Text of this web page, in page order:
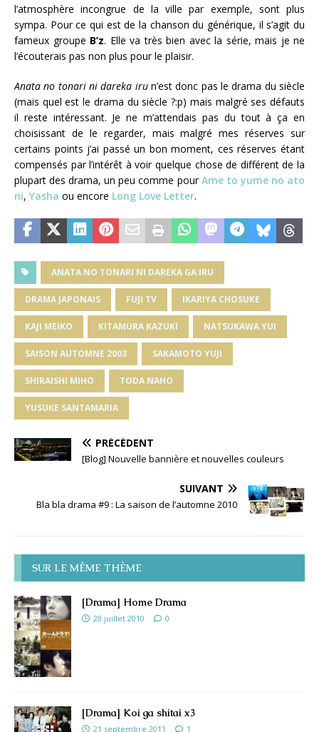
l’atmosphère incongrue de la ville par exemple, sont plus
sympa. Pour ce qui est de la chanson du générique, il s’agit du
fameux groupe B’z. Elle va très bien avec la série, mais je ne
l’écouterais pas non plus pour le plaisir.
Anata no tonari ni dareka irun’est donc pas le drama du siècle
(mais quel est le drama du siècle ?:p) mais malgré ses défauts
il reste intéressant. Je ne m’attendais pas du tout à ça en
choisissant de le regarder, mais malgré mes réserves sur
certains points j’ai passé un bon moment, ces réserves étant
compensés par l’intérêt à voir quelque chose de différent de la
plupart des drama, un peu comme pourAme to yume no ato
ni, Yasha ou encore Long Love Letter.
ANATA NO TONARI NI DAREKA GA IRU
DRAMA JAPONAIS FUJI TV IKARIYA CHOSUKE
KAJI MEIKO KITAMURA KAZUKI NATSUKAWA YUI
SAISON AUTOMNE 2003 SAKAMOTO YUJI
SHIRAISHI MIHO TODA NAHO
YUSUKE SANTAMARIA
PRÉCÉDENT
[Blog] Nouvelle bannière et nouvelles couleurs
SUIVANT
Bla bla drama #9 : La saison de l’automne 2010
SUR LE MÊME THÈME
[Drama] Home Drama
20 juillet 2010 0
[Drama] Koi ga shitai x3
21 septembre 2011 1